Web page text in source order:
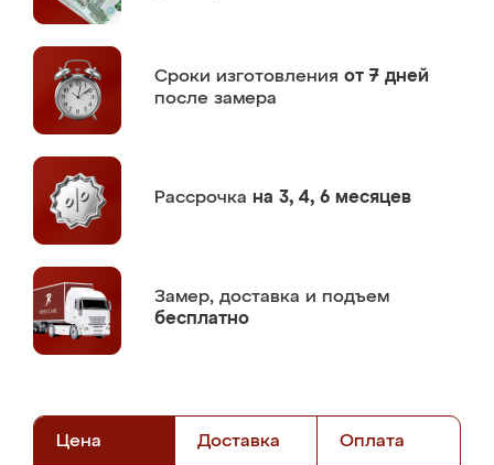
Сроки изготовления от 7 дней
после замера
Рассрочка на 3, 4, 6 месяцев
Замер, доставка и подъем
бесплатно
Цена Доставка Оплата